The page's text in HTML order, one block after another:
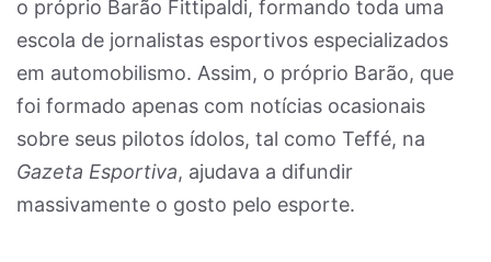
o próprio Barão Fittipaldi, formando toda uma
escola de jornalistas esportivos especializados
em automobilismo. Assim, o próprio Barão, que
foi formado apenas com notícias ocasionais
sobre seus pilotos ídolos, tal como Teffé, na
Gazeta Esportiva, ajudava a difundir
massivamente o gosto pelo esporte.